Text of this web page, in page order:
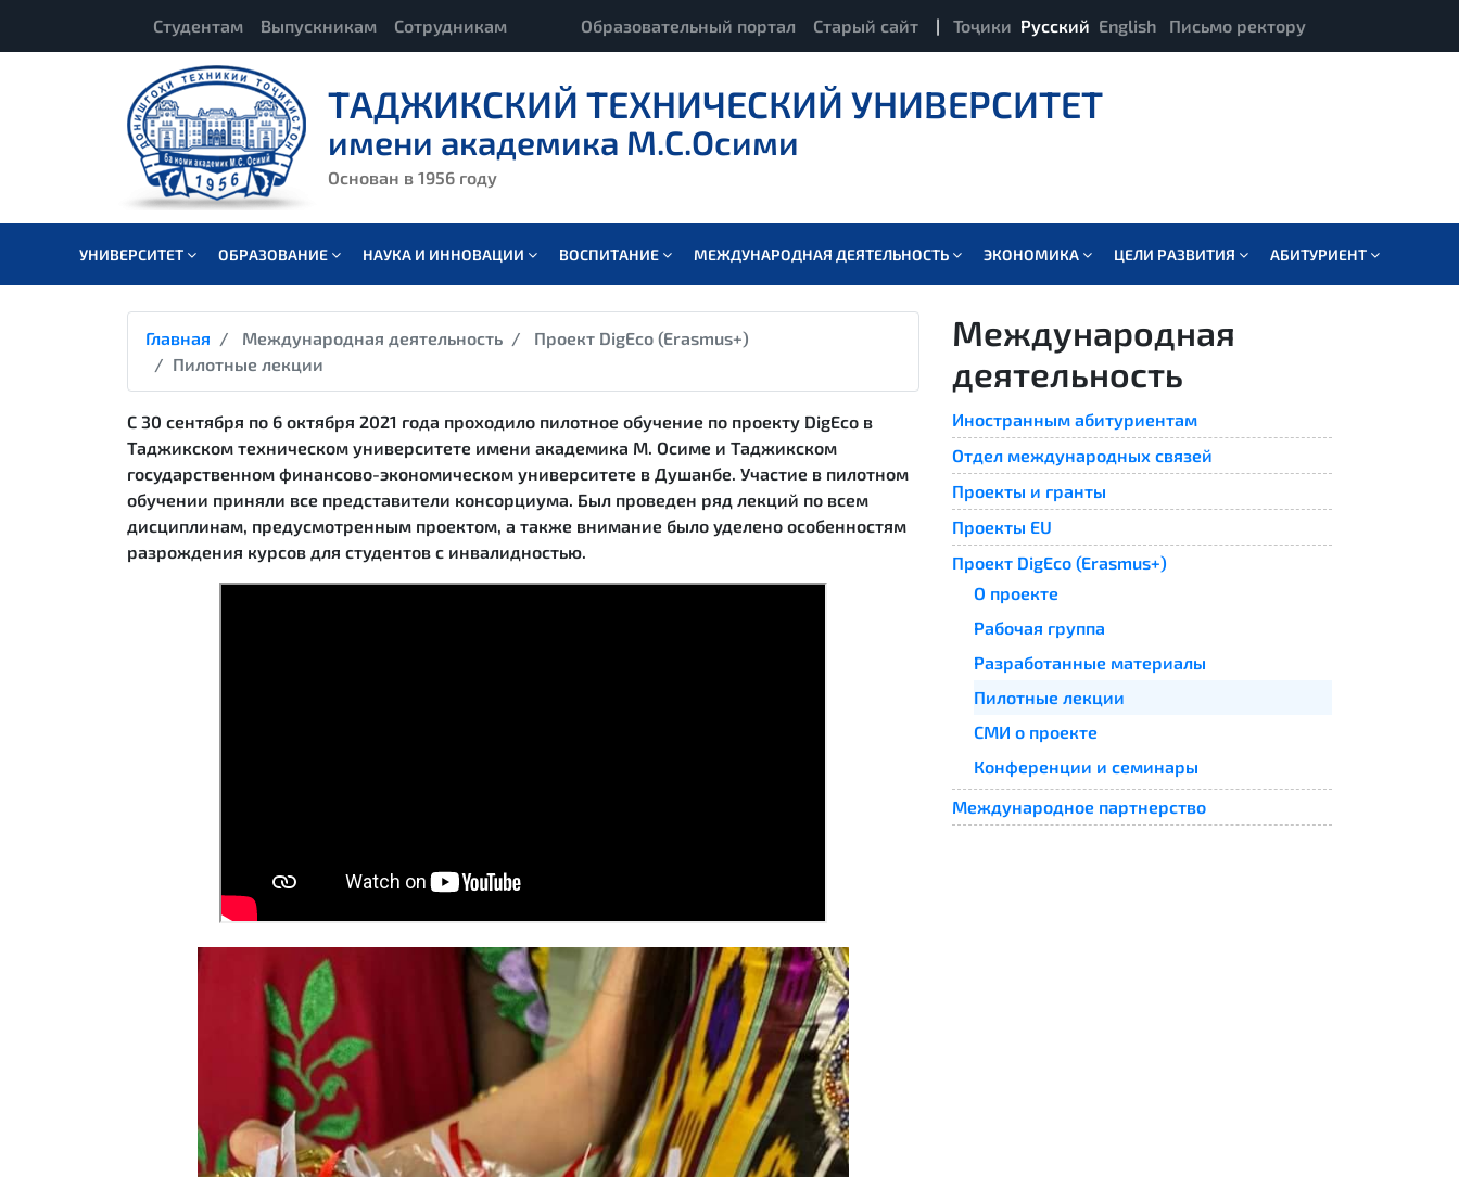
Студентам Выпускникам Сотрудникам Образовательный портал Старый сайт | Тоҷики Русский English Письмо ректору
ТАДЖИКСКИЙ ТЕХНИЧЕСКИЙ УНИВЕРСИТЕТ
имени академика М.С.Осими
Основан в 1956 году
УНИВЕРСИТЕТ ОБРАЗОВАНИЕ НАУКА И ИННОВАЦИИ ВОСПИТАНИЕ МЕЖДУНАРОДНАЯ ДЕЯТЕЛЬНОСТЬ ЭКОНОМИКА ЦЕЛИ РАЗВИТИЯ АБИТУРИЕНТ
Главная Международная деятельность
Проект DigEco (Erasmus+)
Пилотные лекции
С 30 сентября по 6 октября 2021 года проходило пилотное обучение по проекту DigEco в
Таджикском техническом университете имени академика М. Осиме и Таджикском
государственном финансово-экономическом университете в Душанбе. Участие в пилотном
обучении приняли все представители консорциума. Был проведен ряд лекций по всем
дисциплинам, предусмотренным проектом, а также внимание было уделено особенностям
разрождения курсов для студентов с инвалидностью.
Международная
деятельность
Иностранным абитуриентам
Отдел международных связей
Проекты и гранты
Проекты EU
Проект DigEco (Erasmus+)
О проекте
Рабочая группа
Разработанные материалы
Пилотные лекции
СМИ о проекте
Конференции и семинары
Международное партнерство